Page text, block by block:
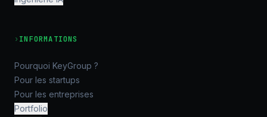
› INFORMATIONS
Pourquoi KeyGroup ?
Pour les startups
Pour les entreprises
Portfolio